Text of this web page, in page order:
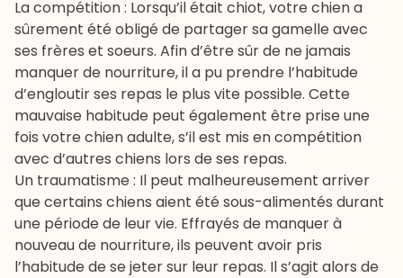
La compétition : Lorsqu’il était chiot, votre chien a
sûrement été obligé de partager sa gamelle avec
ses frères et soeurs. Afin d’être sûr de ne jamais
manquer de nourriture, il a pu prendre l’habitude
d’engloutir ses repas le plus vite possible. Cette
mauvaise habitude peut également être prise une
fois votre chien adulte, s’il est mis en compétition
avec d’autres chiens lors de ses repas.
Un traumatisme : Il peut malheureusement arriver
que certains chiens aient été sous-alimentés durant
une période de leur vie. Effrayés de manquer à
nouveau de nourriture, ils peuvent avoir pris
l’habitude de se jeter sur leur repas. Il s’agit alors de